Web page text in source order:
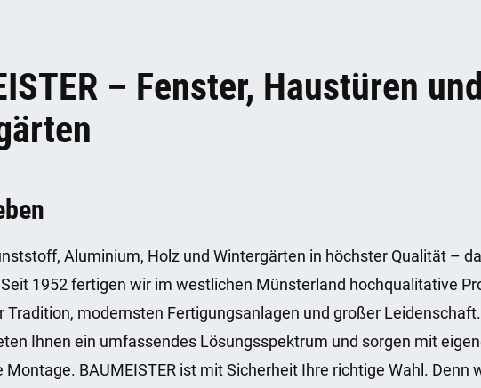
– Fenster, Haustüren und
Aluminium, Holz und Wintergärten in höchster Qualität –
Seit 1952 fertigen wir im westlichen Münsterland hochqualitative
Tradition, modernsten Fertigungsanlagen und großer
Ihnen ein umfassendes Lösungsspektrum und sorgen mit
BAUMEISTER ist mit Sicherheit Ihre richtige Wahl. Denn